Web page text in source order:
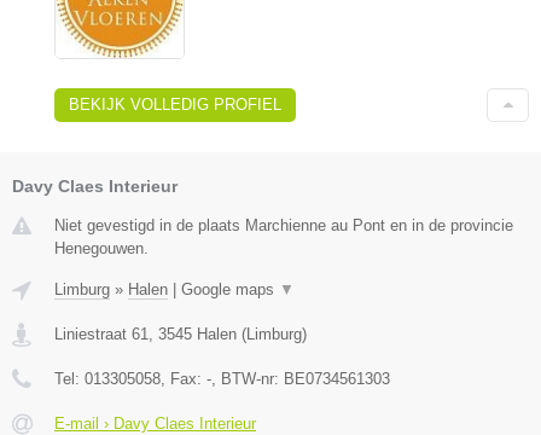
BEKIJK VOLLEDIG PROFIEL
Davy Claes Interieur
Niet gevestigd in de plaats Marchienne au Pont en in de provincie
Henegouwen.
Limburg » Halen Google maps ▼
Liniestraat 61, 3545 Halen (Limburg)
Tel: 013305058, Fax: -, BTW-nr: BE0734561303
E-mail › Davy Claes Interieur